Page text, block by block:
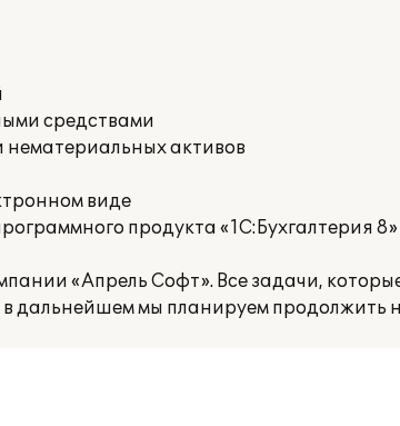
средствами
нематериальных активов
виде
продукта «1С:Бухгалтерия
«Апрель Софт». Все задачи,
дальнейшем мы плани­руем продолжить